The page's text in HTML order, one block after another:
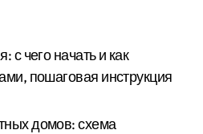
с чего начать и как
пошаговая инструкция
домов: схема